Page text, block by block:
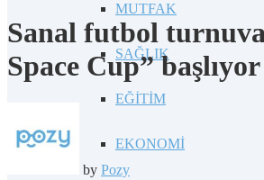
MUTFAK
SAĞLIK
EĞİTİM
EKONOMİ
Sanal futbol
Space Cup” başlıyor
by Pozy